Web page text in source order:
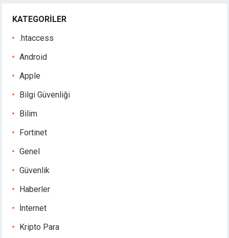
KATEGORILER
.htaccess
Android
Apple
Bilgi Güvenliği
Bilim
Fortinet
Genel
Güvenlik
Haberler
İnternet
Kripto Para